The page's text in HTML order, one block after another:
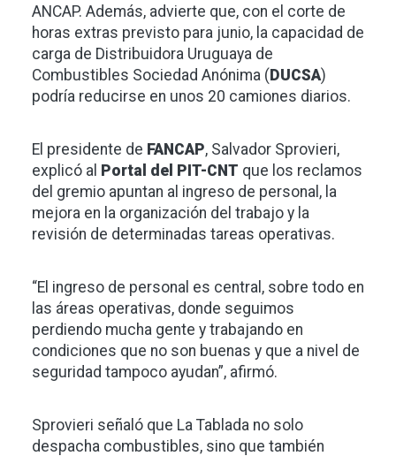
ANCAP. Además, advierte que, con el corte de
horas extras previsto para junio, la capacidad de
carga de Distribuidora Uruguaya de
Combustibles Sociedad Anónima (DUCSA)
podría reducirse en unos 20 camiones diarios.
El presidente de FANCAP, Salvador Sprovieri,
explicó al Portal del PIT-CNT que los reclamos
del gremio apuntan al ingreso de personal, la
mejora en la organización del trabajo y la
revisión de determinadas tareas operativas.
“El ingreso de personal es central, sobre todo en
las áreas operativas, donde seguimos
perdiendo mucha gente y trabajando en
condiciones que no son buenas y que a nivel de
seguridad tampoco ayudan”, afirmó.
Sprovieri señaló que La Tablada no solo
despacha combustibles, sino que también